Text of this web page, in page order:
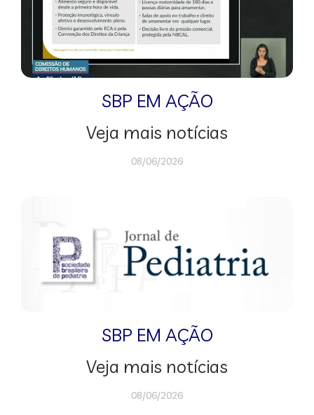
SBP EM AÇÃO
Veja mais notícias
08/06/2026
SBP EM AÇÃO
Veja mais notícias
08/06/2026